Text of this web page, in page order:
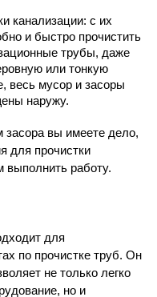
канализации: с их
и быстро прочистить
трубы, даже
или тонкую
весь мусор и засоры
наружу.
засора вы имеете дело,
для прочистки
выполнить работу.
для
по прочистке труб. Он
не только легко
но и